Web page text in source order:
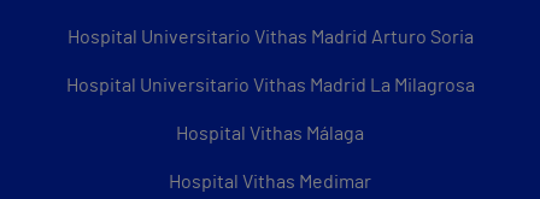
Hospital Universitario Vithas Madrid Arturo Soria
Hospital Universitario Vithas Madrid La Milagrosa
Hospital Vithas Málaga
Hospital Vithas Medimar